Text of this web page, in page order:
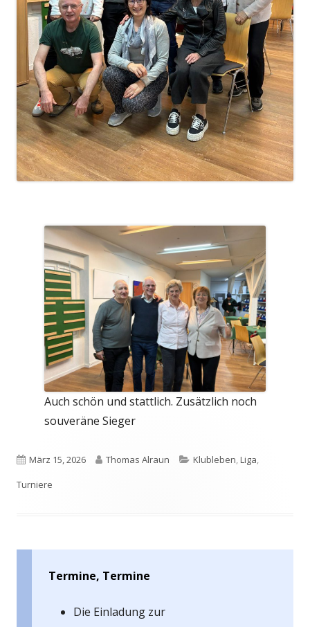
Auch schön und stattlich. Zusätzlich noch
souveräne Sieger
Veröffentlicht
am
März 15, 2026 Autor
Thomas Alraun Kategorien
Klubleben,Liga,
Turniere
Termine, Termine
Die Einladung zur